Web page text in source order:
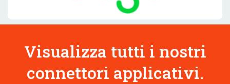
Visualizza tutti i nostri
connettori applicativi.